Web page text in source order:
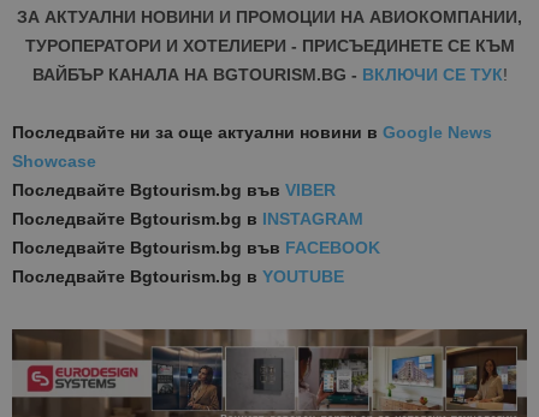
ЗА АКТУАЛНИ НОВИНИ И ПРОМОЦИИ НА АВИОКОМПАНИИ,
ТУРОПЕРАТОРИ И ХОТЕЛИЕРИ - ПРИСЪЕДИНЕТЕ СЕ КЪМ
ВАЙБЪР КАНАЛА НА BGTOURISM.BG - ВКЛЮЧИ СЕ ТУК!
Последвайте ни за още актуални новини в Google News
Showcase
Последвайте Bgtourism.bg във VIBER
Последвайте Bgtourism.bg в INSTAGRAM
Последвайте Bgtourism.bg във FACEBOOK
Последвайте Bgtourism.bg в YOUTUBE